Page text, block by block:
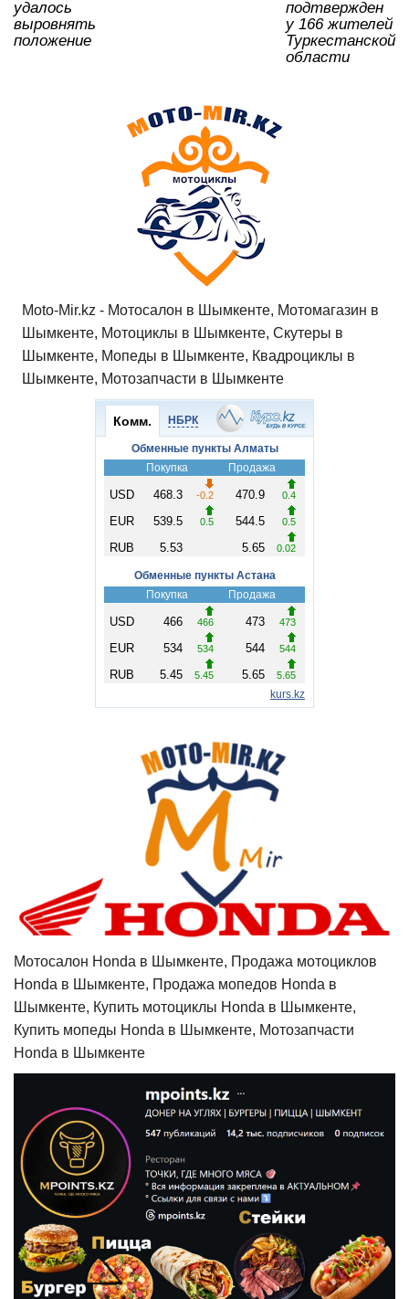
удалось
выровнять
положение
подтвержден
у 166 жителей
Туркестанской
области
Moto-Mir.kz - Мотосалон в Шымкенте, Мотомагазин в
Шымкенте, Мотоциклы в Шымкенте, Скутеры в
Шымкенте, Мопеды в Шымкенте, Квадроциклы в
Шымкенте, Мотозапчасти в Шымкенте
Мотосалон Honda в Шымкенте, Продажа мотоциклов
Honda в Шымкенте, Продажа мопедов Honda в
Шымкенте, Купить мотоциклы Honda в Шымкенте,
Купить мопеды Honda в Шымкенте, Мотозапчасти
Honda в Шымкенте